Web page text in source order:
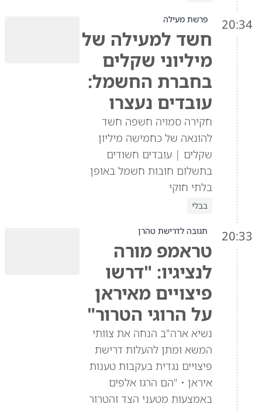
20:34 פרשת מעילה
חשד למעילה של
מיליוני שקלים
בחברת החשמל:
עובדים נעצרו
חקירה סמויה חשפה חשד
להונאה של כחמישה מיליון
שקלים | עובדים חשודים
בתשלום חובות חשמל באופן
בלתי חוקי
בבלי
20:33 תגובה לדרישת טהרן
טראמפ מורה
לנציגיו: "דרשו
פיצויים מאיראן
על הרוגי הטרור"
נשיא ארה"ב הנחה את צוותי
המשא ומתן להעלות דרישת
פיצויים נגדית בעקבות טענות
איראן • "הם הרגו אלפים
באמצעות מטעני הצד והטרור